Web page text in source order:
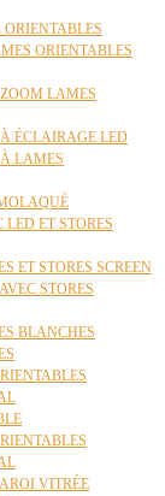
ORIENTABLES
LAMES
ÉCLAIRAGE LED
LAMES
ET STORES
ET STORES SCREEN
STORES
BLANCHES
VITRÉE